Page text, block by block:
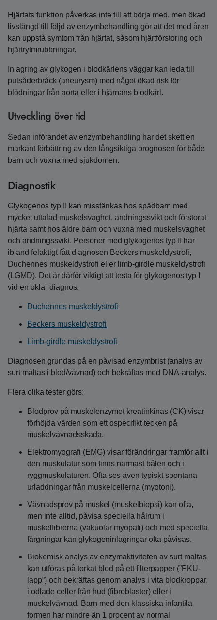
Hjärtats funktion påverkas inte till att börja med, men ökad
livslängd till följd av enzymbehandling gör att det med åren
kan uppstå symtom från hjärtat, såsom hjärtförstoring och
hjärtrytmrubbningar.
Inlagring av glykogen i blodkärlens väggar kan leda till
pulsåderbråck (aneurysm) med något ökad risk för
blödningar från aorta eller i hjärnans blodkärl.
Utveckling över tid
Sedan införandet av enzymbehandling har det skett en
markant förbättring av den långsiktiga prognosen för både
barn och vuxna med sjukdomen.
Diagnostik
Glykogenos typ II kan misstänkas hos spädbarn med
mycket uttalad muskelsvaghet, andningssvikt och förstorat
hjärta samt hos äldre barn och vuxna med muskelsvaghet
och andningssvikt. Personer med glykogenos typ II har
ibland felaktigt fått diagnosen Beckers muskeldystrofi,
Duchennes muskeldystrofi eller limb-girdle muskeldystrofi
(LGMD). Det är därför viktigt att testa för glykogenos typ II
vid en oklar diagnos.
Duchennes muskeldystrofi
Beckers muskeldystrofi
Limb-girdle muskeldystrofi
Diagnosen grundas på en påvisad enzymbrist (analys av
surt maltas i blod/vävnad) och bekräftas med DNA-analys.
Flera olika tester görs:
Blodprov på muskelenzymet kreatinkinas (CK) visar
förhöjda värden som ett ospecifikt tecken på
muskelvävnadsskada.
Elektromyografi (EMG) visar förändringar framför allt i
den muskulatur som finns närmast bålen och i
ryggmuskulaturen. Ofta ses även typiskt spontana
urladdningar från muskelcellerna (myotoni).
Vävnadsprov på muskel (muskelbiopsi) kan ofta,
men inte alltid, påvisa speciella hålrum i
muskelfibrerna (vakuolär myopati) och med speciella
färgningar kan glykogeninlagringar ofta påvisas.
Biokemisk analys av enzymaktiviteten av surt maltas
kan utföras på torkat blod på ett filterpapper (”PKU-
lapp”) och bekräftas genom analys i vita blodkroppar,
i odlade celler från hud (fibroblaster) eller i
muskelvävnad. Barn med den klassiska infantila
formen har mindre än 1 procent av normal